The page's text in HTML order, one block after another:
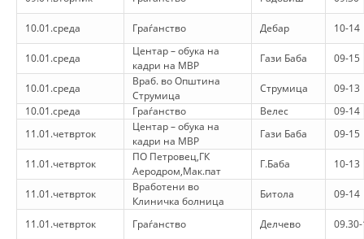
СТАТУТ НА ЦКРМ
ОРГАНИЗАЦИЈА И РАЗВОЈ
РАКОВОДЕН ОДБОР
10.01.среда Граѓанство Дебар 10-14
10.01.среда
Центар – обука на
кадри на МВР
Гази Баба 09-15
10.01.среда
Враб. во Општина
Струмица
Струмица
09-13
10.01.среда
Граѓанство Велес
09-14
11.01.четврток
Центар – обука на
кадри на МВР
Гази Баба 09-15
11.01.четврток
ПО Петровец,ГК
Аеродром,Мак.пат
Г.Баба 10-13
11.01.четврток
Вработени во
Клиничка болница
Битола 09-14
11.01.четврток Граѓанство Делчево